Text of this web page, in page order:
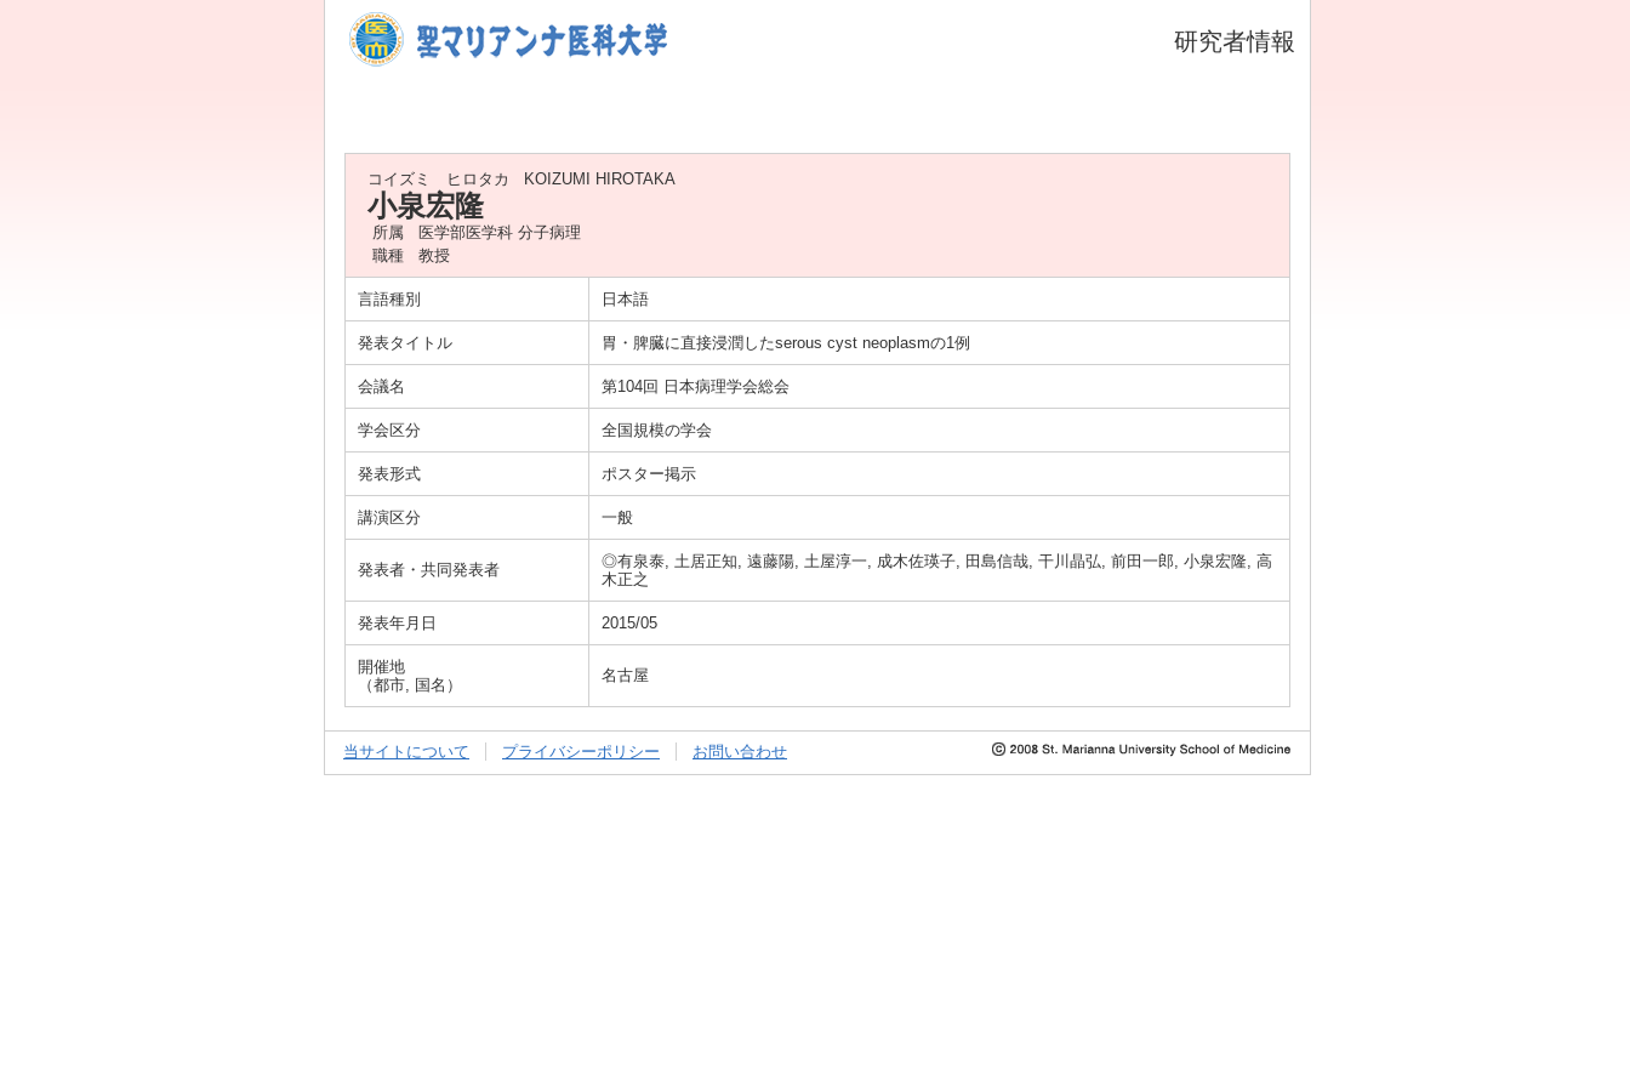
研究者情報
コイズミ ヒロタカ KOIZUMI HIROTAKA
小泉宏隆
所属
医学部医学科 分子病理
職種
教授
言語種別 日本語
発表タイトル 胃・脾臓に直接浸潤したserous cyst neoplasmの1例
会議名 第104回 日本病理学会総会
学会区分 全国規模の学会
発表形式 ポスター掲示
講演区分 一般
発表者・共同発表者
◎有泉泰, 土居正知, 遠藤陽, 土屋淳一, 成木佐瑛子, 田島信哉, 干川晶弘, 前田一郎, 小泉宏隆, 高
木正之
発表年月日 2015/05
開催地
（都市, 国名）
名古屋
当サイトについて プライバシーポリシー お問い合わせ